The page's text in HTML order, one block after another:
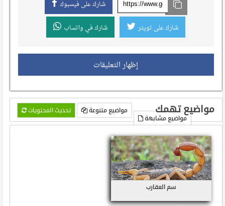
شارك على فيسبوك
شارك على تويتر شارك في واتساب
إظهار التعليقات
مواضيع تهمك تحديث المحتويات
مواضيع متنوعة
مواضيع مشابهة
سم العقارب